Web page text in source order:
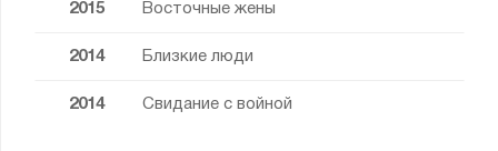
2015 Восточные жены
2014 Близкие люди
2014 Свидание с войной